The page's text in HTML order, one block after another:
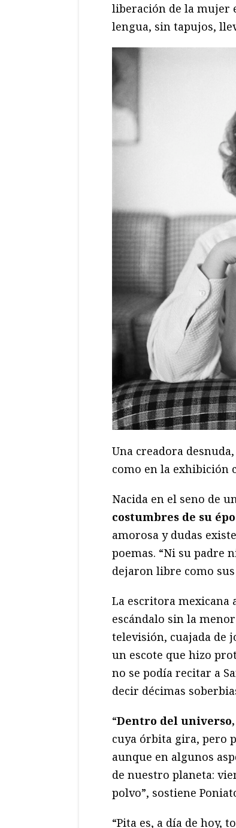
liberación de la mujer
lengua, sin tapujos,
Una creadora
como en la exhibición
Nacida en el seno de
costumbres de su
amorosa y dudas
poemas. “Ni su padre
dejaron libre como
La escritora mexicana
escándalo sin la
televisión, cuajada de
un escote que hizo
no se podía recitar a
decir décimas
“Dentro del
cuya órbita gira, pero
aunque en algunos
de nuestro planeta:
polvo”, sostiene
“Pita es, a día de hoy,